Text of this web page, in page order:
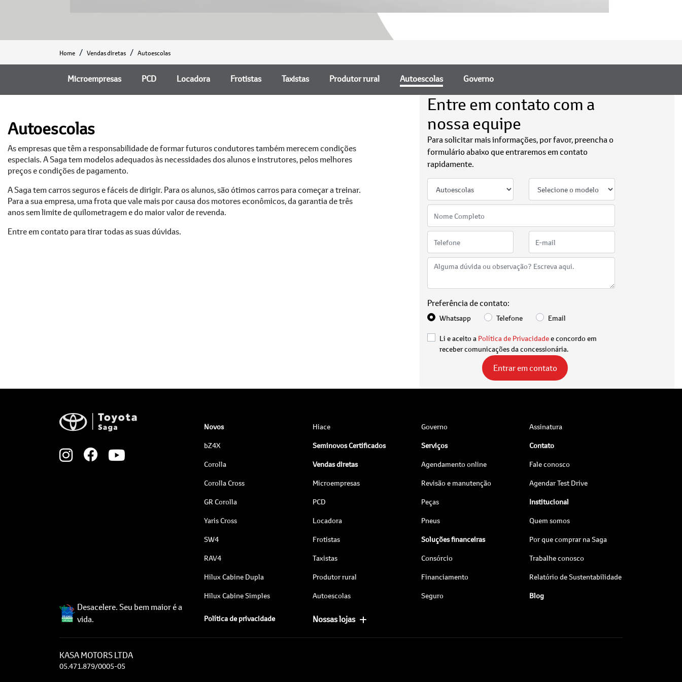
Home Vendas diretas Autoescolas
Microempresas PCD Locadora Frotistas Taxistas Produtor rural Autoescolas Governo
Autoescolas
As empresas que têm a responsabilidade de formar futuros condutores também merecem condições
especiais. A Saga tem modelos adequados às necessidades dos alunos e instrutores, pelos melhores
preços e condições de pagamento.
A Saga tem carros seguros e fáceis de dirigir. Para os alunos, são ótimos carros para começar a treinar.
Para a sua empresa, uma frota que vale mais por causa dos motores econômicos, da garantia de três
anos sem limite de quilometragem e do maior valor de revenda.
Entre em contato para tirar todas as suas dúvidas.
Entre em contato com a
nossa equipe
Para solicitar mais informações, por favor, preencha o
formulário abaixo que entraremos em contato
rapidamente.
Preferência de contato:
Whatsapp Telefone Email
Li e aceito a Política de Privacidadee concordo em
receber comunicações da concessionária.
Entrar em contato
Desacelere. Seu bem maior é a
vida.
Novos
bZ4X
Corolla
Corolla Cross
GR Corolla
Yaris Cross
SW4
RAV4
Hilux Cabine Dupla
Hilux Cabine Simples
Hiace
Seminovos Certificados
Vendas diretas
Microempresas
PCD
Locadora
Frotistas
Taxistas
Produtor rural
Autoescolas
Governo
Serviços
Agendamento online
Revisão e manutenção
Peças
Pneus
Soluções financeiras
Consórcio
Financiamento
Seguro
Assinatura
Contato
Fale conosco
Agendar Test Drive
Institucional
Quem somos
Por que comprar na Saga
Trabalhe conosco
Relatório de Sustentabilidade
Blog
Política de privacidade Nossas lojas
KASA MOTORS LTDA
05.471.879/0005-05